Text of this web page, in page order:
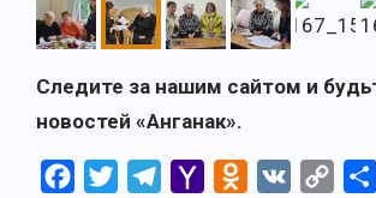
Следите за нашим сайтом и
новостей «Анганак».
Facebook
Twitter Telegram
Yahoo
Odnoklassniki
VK
Copy